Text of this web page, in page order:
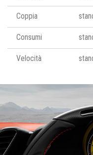
Coppia
Consumi
Velocità